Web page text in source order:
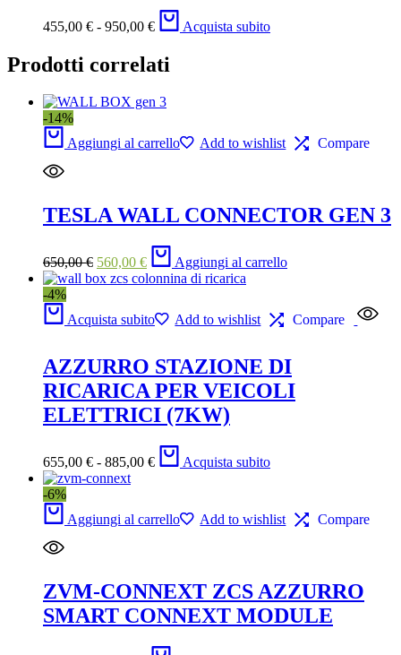
455,00 € - 950,00 € Acquista subito
Prodotti correlati
-14%
Aggiungi al carrello
Add to wishlist Compare
TESLA WALL CONNECTOR GEN 3
650,00€ 560,00 € Aggiungi al carrello
-4%
Acquista subito
Add to wishlist Compare
AZZURRO STAZIONE DI
RICARICA PER VEICOLI
ELETTRICI (7KW)
655,00 € - 885,00 € Acquista subito
-6%
Aggiungi al carrello
Add to wishlist Compare
ZVM-CONNEXT ZCS AZZURRO
SMART CONNEXT MODULE